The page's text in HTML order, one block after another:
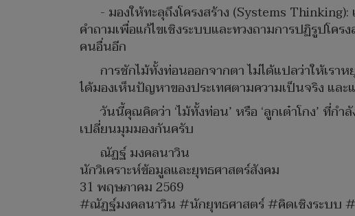
- มองให้ทะลุถึงโครงสร้าง (Systems
คำถามเพื่อแก้ไขเชิงระบบและทวงถามการปฏิรูปโค
คนอื่นอีก
การชักไม้ทั้งท่อนออกจากตา ไม่ได้แปลว่าให้เรา
ได้มองเห็นปัญหาของประเทศตามความเป็นจริง แล
วันนี้คุณคิดว่า ‘ไม้ทั้งท่อน’ หรือ ‘ลูกเต๋าโกง’ ที่ก
เปลี่ยนมุมมองกันครับ
ณัฏฐ์ มงคลนาวิน
นักวิเคราะห์ข้อมูลและยุทธศาสตร์สังคม
31 พฤษภาคม 2569
​#ณัฏฐ์มงคลนาวิน #นักยุทธศาสตร์ #คิดเชิงระบบ